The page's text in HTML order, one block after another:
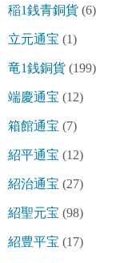
稲1銭青銅貨 (6)
立元通宝 (1)
竜1銭銅貨 (199)
端慶通宝 (12)
箱館通宝 (7)
紹平通宝 (12)
紹治通宝 (27)
紹聖元宝 (98)
紹豊平宝 (17)